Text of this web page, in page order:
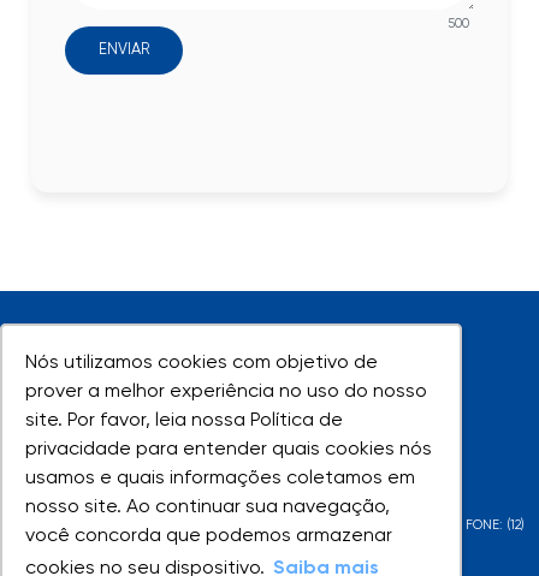
Nós utilizamos cookies com objetivo de
prover a melhor experiência no uso do nosso
site. Por favor, leia nossa Política de
privacidade para entender quais cookies nós
usamos e quais informações coletamos em
nosso site. Ao continuar sua navegação,
você concorda que podemos armazenar
cookies no seu dispositivo. Saiba mais
Nós utilizamos cookies com objetivo de
prover a melhor experiência no uso do nosso
site. Por favor, leia nossa Política de
privacidade para entender quais cookies nós
usamos e quais informações coletamos em
nosso site. Ao continuar sua navegação,
você concorda que podemos armazenar
cookies no seu dispositivo. Saiba mais
500
ENVIAR
UNIVAP - Todos os direitos reservados
AV. SHISHIMA HIFUMI, 2911 - URBANOVA - SÃO JOSÉ DOS CAMPOS - SP - FONE: (12)